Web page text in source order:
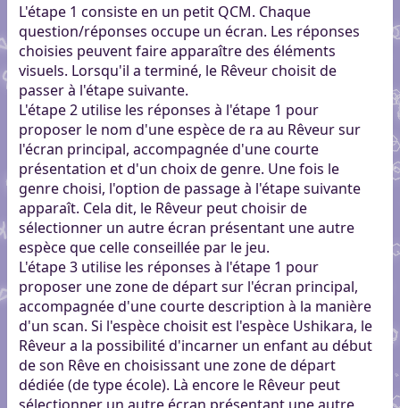
L'étape 1 consiste en un petit QCM. Chaque
question/réponses occupe un écran. Les réponses
choisies peuvent faire apparaître des éléments
visuels. Lorsqu'il a terminé, le Rêveur choisit de
passer à l'étape suivante.
L'étape 2 utilise les réponses à l'étape 1 pour
proposer le nom d'une espèce de ra au Rêveur sur
l'écran principal, accompagnée d'une courte
présentation et d'un choix de genre. Une fois le
genre choisi, l'option de passage à l'étape suivante
apparaît. Cela dit, le Rêveur peut choisir de
sélectionner un autre écran présentant une autre
espèce que celle conseillée par le jeu.
L'étape 3 utilise les réponses à l'étape 1 pour
proposer une zone de départ sur l'écran principal,
accompagnée d'une courte description à la manière
d'un scan. Si l'espèce choisit est l'espèce Ushikara, le
Rêveur a la possibilité d'incarner un enfant au début
de son Rêve en choisissant une zone de départ
dédiée (de type école). Là encore le Rêveur peut